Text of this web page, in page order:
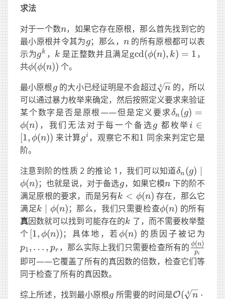
求法
对于一个数n
n，如果它存在原根，那么首先找到它的
最小原根并令其为g
g；那么， n
n的所有原根都可以表
示为g^k
gk ， k
k 是正整数并且满足\gcd(\phi(n),k)=1
gcd(ϕ(n), k) = 1 ，
共\phi(\phi(n))
ϕ(ϕ(n)) 个。
最小原根g
g 的大小已经证明是不会超过\sqrt[4]
{n}
4 n的，所以
可以通过暴力枚举来确定，然后按照定义要求来验证
某个数字是否是原根——但是定义要求δn (g) =
ϕ(n) ，我们无法对于每一个备选g
g 都枚举i ∈
[1, ϕ(n)) 来计算g^i
gi ，观察它不和1
1 同余来判定它是
阶。
注意到阶的性质 2 的推论 1，我们可以知道δn (g)
ϕ(n)；也就是说，对于备选g
g，如果它模n
n 下的阶不
满足原根的要求，而是另有k <
\phi(n)
k < ϕ(n) 存在，那么它
满足k\mid\phi(n)
k ϕ(n)；那么，我们只需要检查\phi(n)
ϕ(n) 的所有
真因数就可以找到可能存在的k
k 了，而不需要枚举整
个 [1,\phi(n))
[1, ϕ(n))；具体地，若\phi(n)
ϕ(n) 的质因子被记为
p1, … , pr ，那么实际上我们只需要检查所有的
{p_i}
pi
ϕ(n)
即可——它覆盖了所有的真因数的倍数，检查它们等
同于检查了所有的真因数。
综上所述，找到最小原根g
g 所需要的时间是O( 4 n ⋅